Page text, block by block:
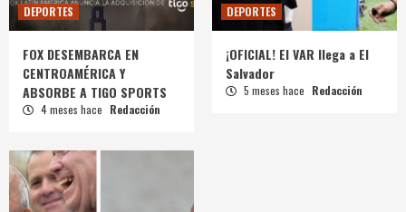
DEPORTES
FOX DESEMBARCA EN
CENTROAMÉRICA Y
ABSORBE A TIGO SPORTS
4 meses hace Redacción
DEPORTES
¡OFICIAL! El VAR llega a El
Salvador
5 meses hace Redacción